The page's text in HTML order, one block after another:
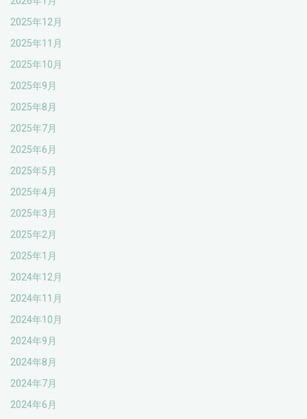
2025年12月
2025年11月
2025年10月
2025年9月
2025年8月
2025年7月
2025年6月
2025年5月
2025年4月
2025年3月
2025年2月
2025年1月
2024年12月
2024年11月
2024年10月
2024年9月
2024年8月
2024年7月
2024年6月